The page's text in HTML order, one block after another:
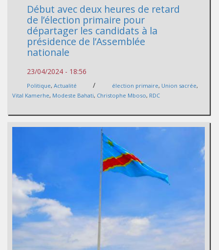
Début avec deux heures de retard
de l’élection primaire pour
départager les candidats à la
présidence de l’Assemblée
nationale
23/04/2024 - 18:56
Politique, Actualité / élection primaire, Union sacrée,
Vital Kamerhe, Modeste Bahati, Christophe Mboso, RDC